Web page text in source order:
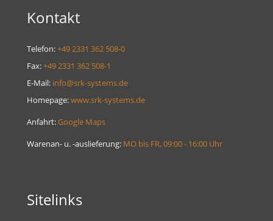
Kontakt
Telefon:+49 2331 362 508-0
Fax:+49 2331 362 508-1
E-Mail: info@srk-systems.de
Homepage:www.srk-systems.de
Anfahrt:Google Maps
Warenan- u. -auslieferung: MO bis FR, 09:00 - 16:00 Uhr
Sitelinks